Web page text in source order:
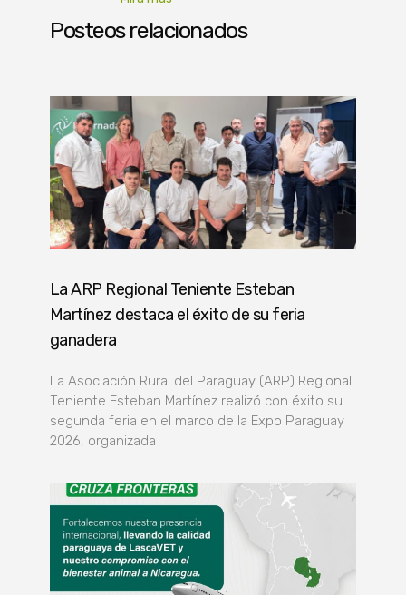
Posteos relacionados
La ARP Regional Teniente Esteban
Martínez destaca el éxito de su feria
ganadera
La Asociación Rural del Paraguay (ARP) Regional
Teniente Esteban Martínez realizó con éxito su
segunda feria en el marco de la Expo Paraguay
2026, organizada